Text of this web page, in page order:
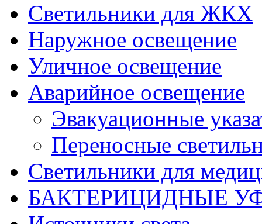
Светильники для ЖКХ
Наружное освещение
Уличное освещение
Аварийное освещение
Эвакуационные
Переносные
Светильники для
БАКТЕРИЦИДНЫЕ